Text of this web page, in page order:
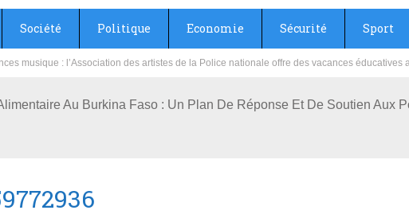
Société Politique Economie Sécurité Sport
la Russie rénove les écoles primaire et collège du Camp Général Aboubacar Sangoulé
Au Burkina Faso : Un Plan De Réponse Et De Soutien Aux